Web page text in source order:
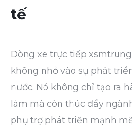
tế
Dòng xe trực tiếp
không nhỏ vào sự phát
nước. Nó không chỉ tạo ra
làm mà còn thúc đẩy
phụ trợ phát triển mạnh